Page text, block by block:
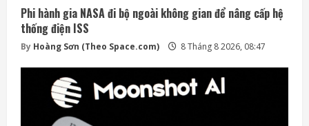
Phi hành gia NASA đi bộ ngoài không gian để nâng cấp hệ
thống điện ISS
By Hoàng Sơn (Theo Space.com) 8 Tháng 8 2026, 08:47